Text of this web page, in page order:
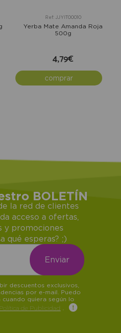
Ref: JJYIT00010
Yerba Mate Amanda Roja
500g
4,79€
comprar
BOLETÍN
la red de clientes
acceso a ofertas,
y promociones
qué esperas? ;)
descuentos exclusivos,
por e-mail. Puedo
cuando quiera según lo
Política de Publicidad